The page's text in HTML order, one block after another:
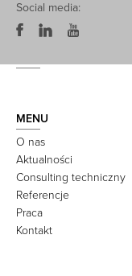
Social media:
MENU
O nas
Aktualności
Consulting techniczny
Referencje
Praca
Kontakt